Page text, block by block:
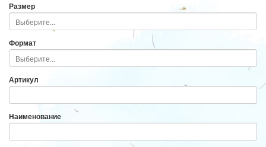
Размер
Формат
Артикул
Наименование